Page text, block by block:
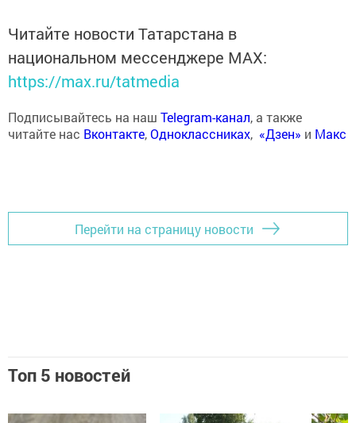
Читайте новости Татарстана в
национальном мессенджере MАХ:
https://max.ru/tatmedia
Подписывайтесь на наш Telegram-канал, а также
читайте нас Вконтакте,Одноклассниках, «Дзен» и Макс
Перейти на страницу новости
Топ 5 новостей